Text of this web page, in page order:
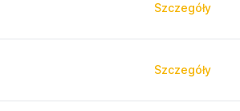
Szczegóły
Szczegóły